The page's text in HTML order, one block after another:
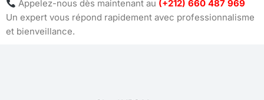
Appelez-nous dès maintenant au (+212) 660 487 969
Un expert vous répond rapidement avec professionnalisme
et bienveillance.